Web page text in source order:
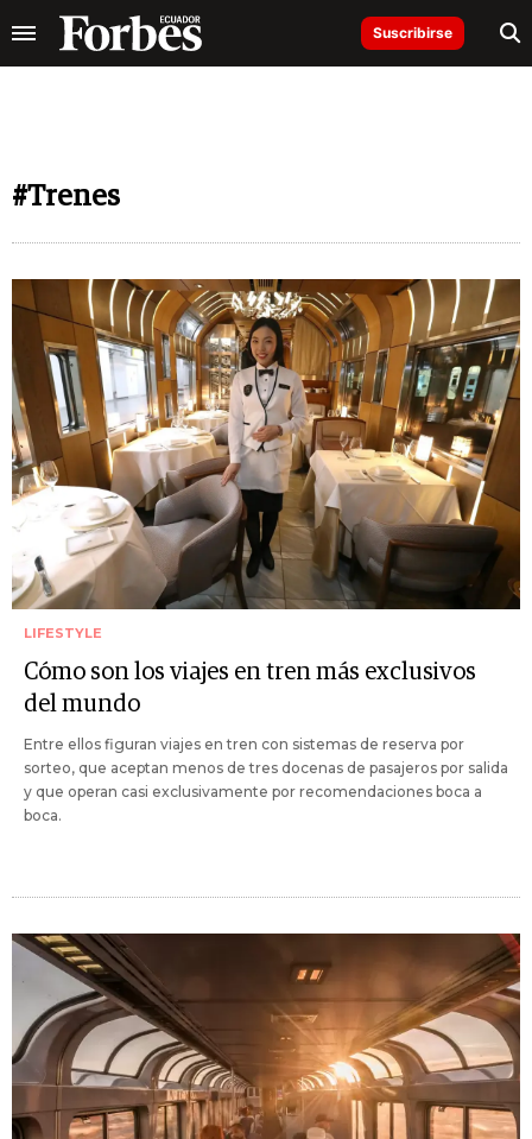
Suscribirse
#Trenes
LIFESTYLE
Cómo son los viajes en tren más exclusivos
del mundo
Entre ellos figuran viajes en tren con sistemas de reserva por
sorteo, que aceptan menos de tres docenas de pasajeros por salida
y que operan casi exclusivamente por recomendaciones boca a
boca.